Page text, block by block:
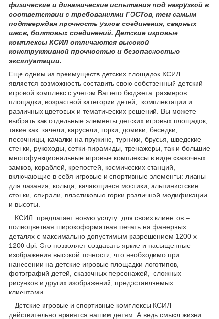
физические и динамические испытания под нагрузкой в
соответствии с требованиями ГОСТов, тем самым
подтверждая прочность узлов соединения, сварных
швов, болтовых соединений. Детские игровые
комплексы КСИЛ отличаются высокой
конструктивной прочностью и безопасностью
эксплуатации.
Еще одним из преимуществ детских площадок КСИЛ
является возможность составить свою собственный детский
игровой комплекс с учетом Вашего бюджета, размеров
площадки, возрастной категории детей, комплектации и
различных цветовых и тематических решений. Вы можете
выбрать как отдельные элементы детских игровых площадок,
такие как: качели, карусели, горки, домики, беседки,
песочницы, качалки на пружине, турники, брусья, шведские
стенки, рукоходы, сетки-пирамиды, тренажеры, так и большие
многофункциональные игровые комплексы в виде сказочных
замков, кораблей, крепостей, космических станций,
включающие в себя игровые и спортивные элементы: лианы
для лазания, кольца, качающиеся мостики, альпинистские
стенки, спирали, пластиковые горки различной модификации
и высоты.
КСИЛ предлагает новую услугу для своих клиентов –
полноцветная широкоформатная печать на фанерных
деталях с максимально допустимым разрешением 1200 х
1200 dpi. Это позволяет создавать яркие и насыщенные
изображения высокой точности, что необходимо при
нанесении на детские игровые площадки логотипов,
фотографий детей, сказочных персонажей, сложных
рисунков и других изображений, предоставляемых
клиентами.
Детские игровые и спортивные комплексы КСИЛ
действительно нравятся нашим детям. А ведь смысл жизни